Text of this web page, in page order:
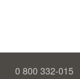
0 800 332-015